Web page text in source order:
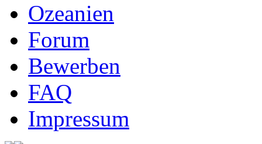
Ozeanien
Forum
Bewerben
FAQ
Impressum